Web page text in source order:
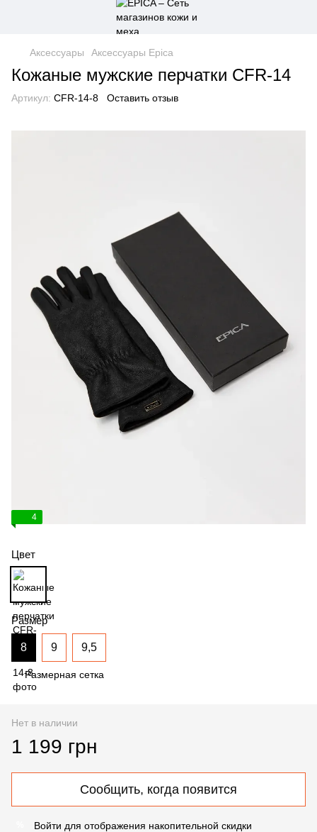
Аксессуары Аксессуары Epica
Кожаные мужские перчатки CFR-14
Артикул: CFR-14-8 Оставить отзыв
4
Цвет
Размер
8 9 9,5
Размерная сетка
Нет в наличии
1 199 грн
Сообщить, когда появится
Войти для отображения накопительной скидки